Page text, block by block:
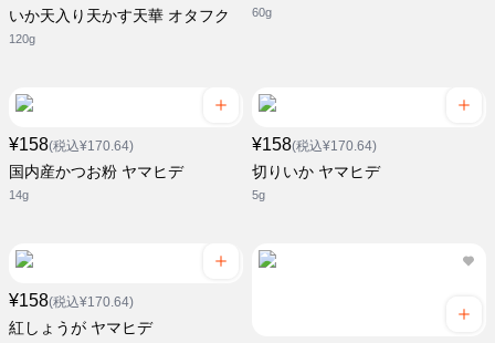
いか天入り天かす天華 オタフク
120g
60g
¥158(税込¥170.64)
国内産かつお粉 ヤマヒデ
14g
¥158(税込¥170.64)
切りいか ヤマヒデ
5g
¥158(税込¥170.64)
紅しょうが ヤマヒデ